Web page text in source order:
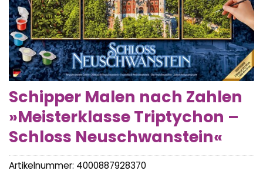
Schipper Malen nach Zahlen
»Meisterklasse Triptychon –
Schloss Neuschwanstein«
Artikelnummer: 4000887928370